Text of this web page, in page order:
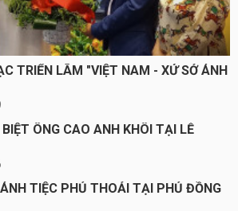
TRIỂN LÃM "VIỆT NAM - XỨ SỞ ÁNH
ÔNG CAO ANH KHÔI TẠI LỄ
TIỆC PHỦ THOẢI TẠI PHỦ ĐỒNG